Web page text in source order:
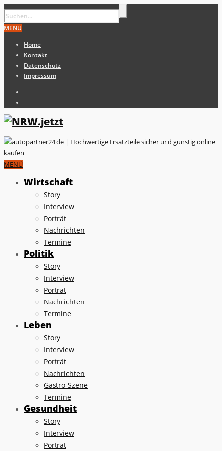
MENÜ
Home
Kontakt
Datenschutz
Impressum
MENÜ
Wirtschaft
Story
Interview
Porträt
Nachrichten
Termine
Politik
Story
Interview
Porträt
Nachrichten
Termine
Leben
Story
Interview
Porträt
Nachrichten
Gastro-Szene
Termine
Gesundheit
Story
Interview
Porträt